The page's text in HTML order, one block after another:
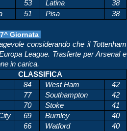
53 Latina 38
51 Pisa 38
Giornata
considerando che il Tottenham
League. Trasferte per Arsenal e
in carica.
CLASSIFICA
84 West Ham 42
77 Southampton 42
70 Stoke 41
69 Burnley 40
66 Watford 40